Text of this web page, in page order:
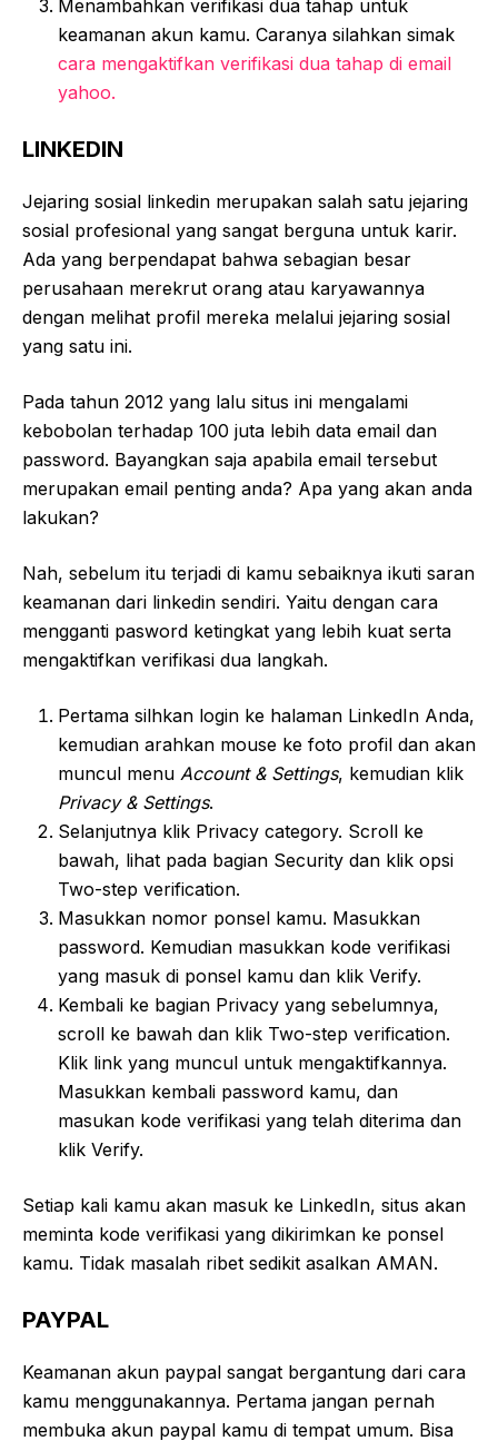
Menambahkan verifikasi dua tahap untuk
keamanan akun kamu. Caranya silahkan simak
cara mengaktifkan verifikasi dua tahap di email
yahoo.
LINKEDIN
Jejaring sosial linkedin merupakan salah satu jejaring
sosial profesional yang sangat berguna untuk karir.
Ada yang berpendapat bahwa sebagian besar
perusahaan merekrut orang atau karyawannya
dengan melihat profil mereka melalui jejaring sosial
yang satu ini.
Pada tahun 2012 yang lalu situs ini mengalami
kebobolan terhadap 100 juta lebih data email dan
password. Bayangkan saja apabila email tersebut
merupakan email penting anda? Apa yang akan anda
lakukan?
Nah, sebelum itu terjadi di kamu sebaiknya ikuti saran
keamanan dari linkedin sendiri. Yaitu dengan cara
mengganti pasword ketingkat yang lebih kuat serta
mengaktifkan verifikasi dua langkah.
Pertama silhkan login ke halaman LinkedIn Anda,
kemudian arahkan mouse ke foto profil dan akan
muncul menu Account & Settings, kemudian klik
Privacy & Settings.
Selanjutnya klik Privacy category. Scroll ke
bawah, lihat pada bagian Security dan klik opsi
Two-step verification.
Masukkan nomor ponsel kamu. Masukkan
password. Kemudian masukkan kode verifikasi
yang masuk di ponsel kamu dan klik Verify.
Kembali ke bagian Privacy yang sebelumnya,
scroll ke bawah dan klik Two-step verification.
Klik link yang muncul untuk mengaktifkannya.
Masukkan kembali password kamu, dan
masukan kode verifikasi yang telah diterima dan
klik Verify.
Setiap kali kamu akan masuk ke LinkedIn, situs akan
meminta kode verifikasi yang dikirimkan ke ponsel
kamu. Tidak masalah ribet sedikit asalkan AMAN.
PAYPAL
Keamanan akun paypal sangat bergantung dari cara
kamu menggunakannya. Pertama jangan pernah
membuka akun paypal kamu di tempat umum. Bisa